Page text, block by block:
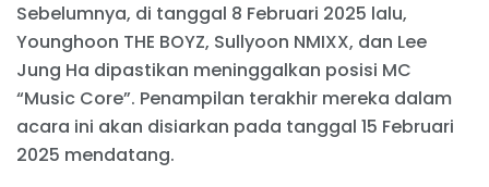
Sebelumnya, di tanggal 8 Februari 2025 lalu,
Younghoon THE BOYZ, Sullyoon NMIXX, dan Lee
Jung Ha dipastikan meninggalkan posisi MC
“Music Core”. Penampilan terakhir mereka dalam
acara ini akan disiarkan pada tanggal 15 Februari
2025 mendatang.